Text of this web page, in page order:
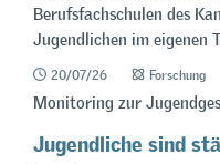
Berufsfachschulen des
Jugendlichen im eigenen
20/07/26 Forschung
Monitoring zur
Jugendliche sind